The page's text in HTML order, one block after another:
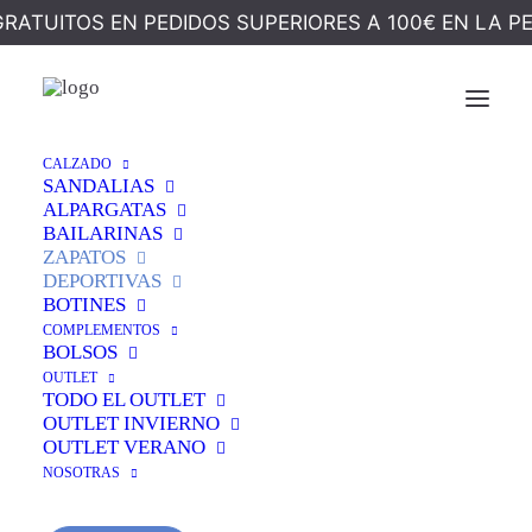
EN PEDIDOS SUPERIORES A 100€ EN LA
CALZADO
SANDALIAS
ALPARGATAS
BAILARINAS
ZAPATOS
DEPORTIVAS
BOTINES
COMPLEMENTOS
BOLSOS
OUTLET
TODO EL OUTLET
OUTLET INVIERNO
OUTLET VERANO
NOSOTRAS
Inicio Calzado
DEPORTIVA PESO PLUMA AZUL
DEPORTIVA PESO
PLUMA AZUL
55,00
precio
original
Estezapato deportivo de mujer ultraligero
caminar. Su diseño